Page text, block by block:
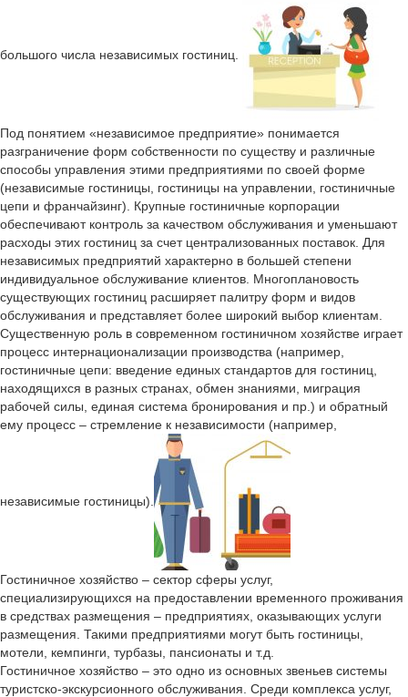
большого числа независимых гостиниц.
Под понятием «независимое предприятие» понимается
разграничение форм собственности по существу и различные
способы управления этими предприятиями по своей форме
(независимые гостиницы, гостиницы на управлении, гостиничные
цепи и франчайзинг). Крупные гостиничные корпорации
обеспечивают контроль за качеством обслуживания и уменьшают
расходы этих гостиниц за счет централизованных поставок. Для
независимых предприятий характерно в большей степени
индивидуальное обслуживание клиентов. Многоплановость
существующих гостиниц расширяет палитру форм и видов
обслуживания и представляет более широкий выбор клиентам.
Существенную роль в современном гостиничном хозяйстве играет
процесс интернационализации производства (например,
гостиничные цепи: введение единых стандартов для гостиниц,
находящихся в разных странах, обмен знаниями, миграция
рабочей силы, единая система бронирования и пр.) и обратный
ему процесс – стремление к независимости (например,
независимые гостиницы).
Гостиничное хозяйство – сектор сферы услуг,
специализирующихся на предоставлении временного проживания
в средствах размещения – предприятиях, оказывающих услуги
размещения. Такими предприятиями могут быть гостиницы,
мотели, кемпинги, турбазы, пансионаты и т.д.
Гостиничное хозяйство – это одно из основных звеньев системы
туристско-экскурсионного обслуживания. Среди комплекса услуг,